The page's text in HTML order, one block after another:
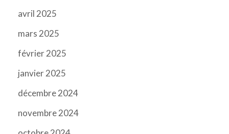
avril 2025
mars 2025
février 2025
janvier 2025
décembre 2024
novembre 2024